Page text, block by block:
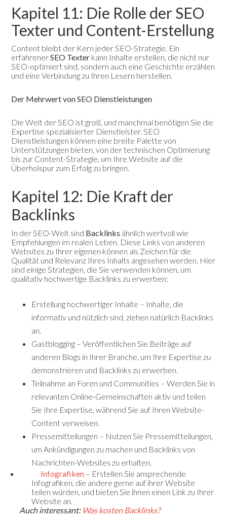
Kapitel 11: Die Rolle der SEO
Texter und Content-Erstellung
Content bleibt der Kern jeder SEO-Strategie. Ein
erfahrenerSEO Texter kann Inhalte erstellen, die nicht nur
SEO-optimiert sind, sondern auch eine Geschichte erzählen
und eine Verbindung zu Ihren Lesern herstellen.
Der Mehrwert von SEO Dienstleistungen
Die Welt der SEO ist groß, und manchmal benötigen Sie die
Expertise spezialisierter Dienstleister. SEO
Dienstleistungen können eine breite Palette von
Unterstützungen bieten, von der technischen Optimierung
bis zur Content-Strategie, um Ihre Website auf die
Überholspur zum Erfolg zu bringen.
Kapitel 12: Die Kraft der
Backlinks
In der SEO-Welt sind Backlinks ähnlich wertvoll wie
Empfehlungen im realen Leben. Diese Links von anderen
Websites zu Ihrer eigenen können als Zeichen für die
Qualität und Relevanz Ihres Inhalts angesehen werden. Hier
sind einige Strategien, die Sie verwenden können, um
qualitativ hochwertige Backlinks zu erwerben:
Erstellung hochwertiger Inhalte – Inhalte, die
informativ und nützlich sind, ziehen natürlich Backlinks
an.
Gastblogging – Veröffentlichen Sie Beiträge auf
anderen Blogs in Ihrer Branche, um Ihre Expertise zu
demonstrieren und Backlinks zu erwerben.
Teilnahme an Foren und Communities – Werden Sie in
relevanten Online-Gemeinschaften aktiv und teilen
Sie Ihre Expertise, während Sie auf Ihren Website-
Content verweisen.
Pressemitteilungen – Nutzen Sie Pressemitteilungen,
um Ankündigungen zu machen und Backlinks von
Nachrichten-Websites zu erhalten.
Infografiken – Erstellen Sie ansprechende
Infografiken, die andere gerne auf ihrer Website
teilen würden, und bieten Sie ihnen einen Link zu Ihrer
Website an.
Auch interessant: Was kosten Backlinks?